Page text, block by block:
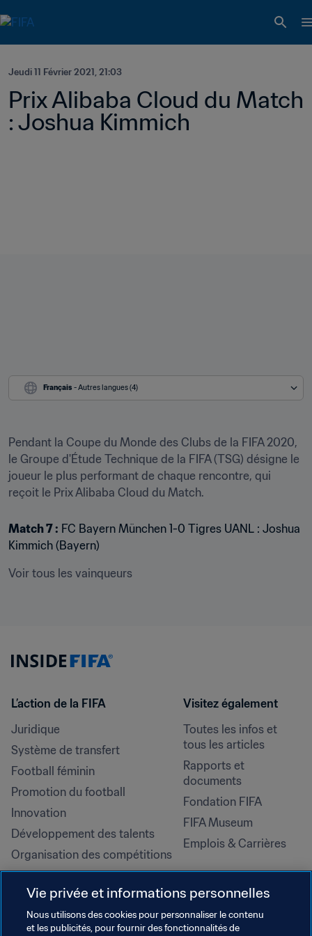
Jeudi 11 Février 2021, 21:03
Prix Alibaba Cloud du Match
: Joshua Kimmich
Français - Autres langues (4)
Pendant la Coupe du Monde des Clubs de la FIFA 2020,
le Groupe d'Étude Technique de la FIFA (TSG) désigne le
joueur le plus performant de chaque rencontre, qui
reçoit le Prix Alibaba Cloud du Match.
Match 7 : FC Bayern München 1-0 Tigres UANL : Joshua
Kimmich (Bayern)
Voir tous les vainqueurs
L’action de la FIFA
Juridique
Système de transfert
Football féminin
Promotion du football
Innovation
Développement des talents
Organisation des compétitions
Développement durable
Droits de l'homme et lutte contre
la discrimination
Santé et médical
Visitez également
Toutes les infos et
tous les articles
Rapports et
documents
Fondation FIFA
FIFA Museum
Emplois & Carrières
Vie privée et informations personnelles
Nous utilisons des cookies pour personnaliser le contenu
et les publicités, pour fournir des fonctionnalités de